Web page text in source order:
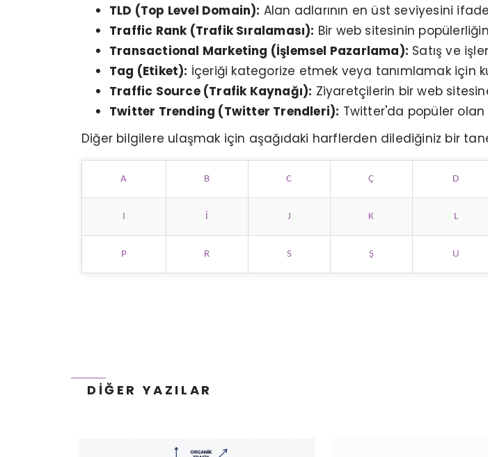
TLD (Top Level Domain): Alan adlarının en üst seviyesini
Traffic Rank (Trafik Sıralaması): Bir web sitesinin
Transactional Marketing (İşlemsel Pazarlama): Satış ve
Tag (Etiket): İçeriği kategorize etmek veya tanımlamak için
Traffic Source (Trafik Kaynağı): Ziyaretçilerin bir web
Twitter Trending (Twitter Trendleri): Twitter'da popüler olan
Diğer bilgilere ulaşmak için aşağıdaki harflerden dilediğiniz bir
A B C Ç D
I İ J K L
P R S Ş U
DIĞER YAZILAR
GOOGLE ANALYTICS